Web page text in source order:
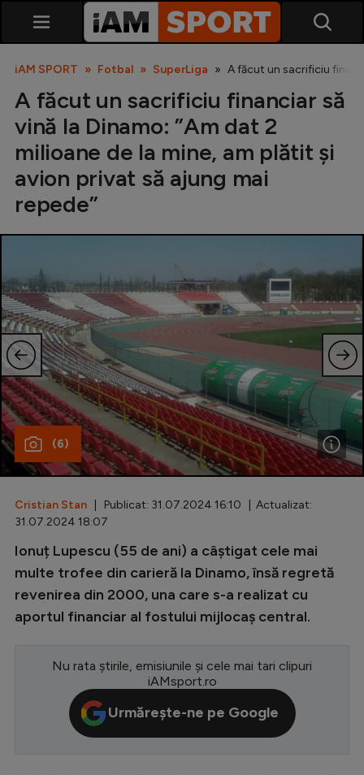
Cupa României
Echipa Națională
U21
Fotbal feminin
Special
Diverse
Inedit
Champions League
Europa League
Conference League
CM 2026
Premier League
LaLiga
iAM SPORT Fotbal SuperLiga A făcut un sacrificiu
A făcut un sacrificiu financiar să
vină la Dinamo: ”Am dat 2
milioane de la mine, am plătit și
avion privat să ajung mai
repede”
(6)
Cristian Stan | Publicat: 31.07.2024 16:10 | Actualizat:
31.07.2024 18:07
Ionuț Lupescu (55 de ani) a câștigat cele mai
multe trofee din carieră la Dinamo, însă regretă
revenirea din 2000, una care s-a realizat cu
aportul financiar al fostului mijlocaș central.
Nu rata știrile, emisiunile și cele mai tari clipuri
iAMsport.ro
Urmărește-ne pe Google